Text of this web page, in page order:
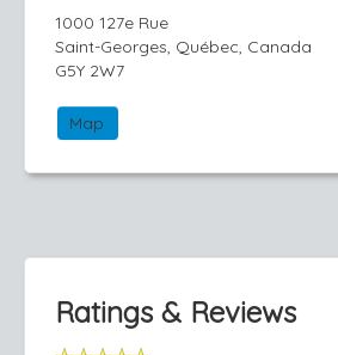
1000 127e Rue
Saint-Georges, Québec, Canada
G5Y 2W7
Map
Ratings & Reviews